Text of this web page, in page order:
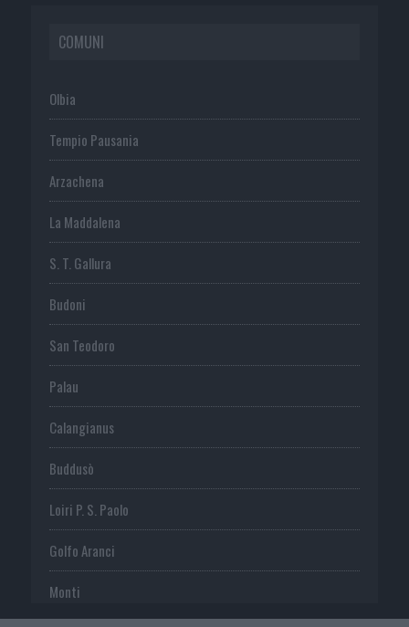
COMUNI
Olbia
Tempio Pausania
Arzachena
La Maddalena
S. T. Gallura
Budoni
San Teodoro
Palau
Calangianus
Buddusò
Loiri P. S. Paolo
Golfo Aranci
Monti